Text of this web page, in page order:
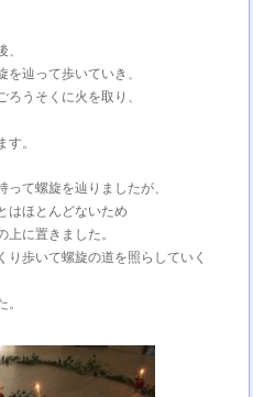
辿って歩いていき、
うそくに火を取り、
す。
て螺旋を辿りましたが、
はほとんどないため
上に置きました。
歩いて螺旋の道を照らしていく